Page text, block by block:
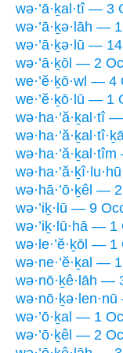
wə·’ā·ḵal·tî — 3
wə·’ā·ḵə·lāh —
wə·’ā·ḵə·lū —
wə·’ā·ḵōl — 2
we·’ĕ·ḵō·wl — 4
we·’ĕ·ḵō·lū — 1
wə·ha·’ă·ḵal·tî
wə·hā·’ō·ḵêl —
wə·’iḵ·lū — 9
wə·’iḵ·lū·hā — 1
wə·le·’ĕ·ḵōl — 1
wə·ne·’ĕ·ḵal —
wə·nō·ḵê·lāh —
wə·’ō·ḵal — 1
wə·’ō·ḵêl — 2